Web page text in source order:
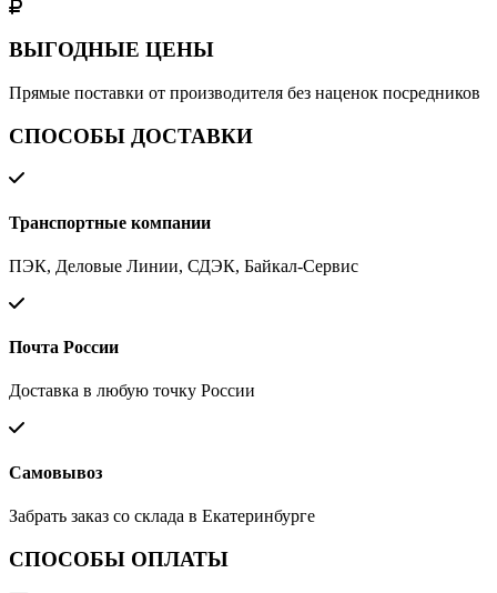
ВЫГОДНЫЕ ЦЕНЫ
Прямые поставки от производителя без наценок посредников
СПОСОБЫ ДОСТАВКИ
Транспортные компании
ПЭК, Деловые Линии, СДЭК, Байкал-Сервис
Почта России
Доставка в любую точку России
Самовывоз
Забрать заказ со склада в Екатеринбурге
СПОСОБЫ ОПЛАТЫ